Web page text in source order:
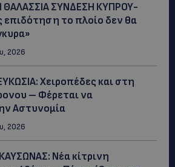
ΘΑΛΑΣΣΙΑ ΣΥΝΔΕΣΗ ΚΥΠΡΟΥ-
επιδότηση το πλοίο δεν θα
2026
Χειροπέδες και στη
– Φέρεται να
Αστυνομία
2026
Νέα κίτρινη